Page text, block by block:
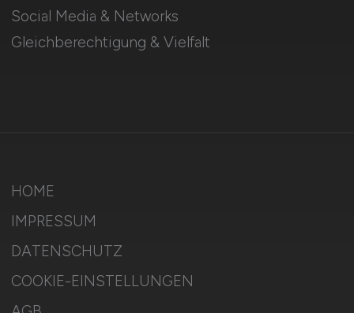
Social Media & Networks
Gleichberechtigung & Vielfalt
HOME
IMPRESSUM
DATENSCHUTZ
COOKIE-EINSTELLUNGEN